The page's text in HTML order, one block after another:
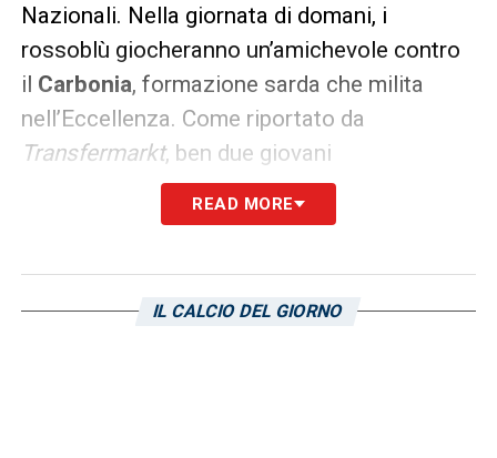
Nazionali. Nella giornata di domani, i
rossoblù giocheranno un’amichevole contro
il Carbonia, formazione sarda che milita
nell’Eccellenza. Come riportato da
Transfermarkt, ben due giovani
centrocampisti del Cagliari hanno visto il loro
valore di mercato incrementarsi. Si tratta di
milioni di euro di valutazione. Dagli 1,5
READ MORE
IL CALCIO DEL GIORNO